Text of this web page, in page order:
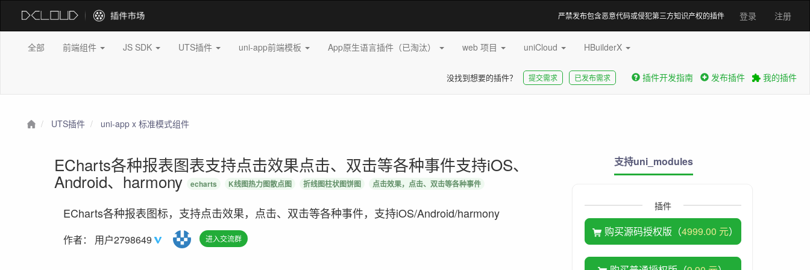
登录 注册
严禁发布包含恶意代码或侵犯第三方知识产权的插件
全部 前端组件 JS SDK UTS插件 uni-app前端模板 App原生语言插件（已淘汰） web 项目 uniCloud HBuilderX
没找到想要的插件？ 提交需求 已发布需求 插件开发指南 发布插件 我的插件
UTS插件 uni-app x 标准模式组件
ECharts各种报表图表支持点击效果点击、双击等各种事件支持iOS、
Android、harmony echarts K线图热力图散点图 折线图柱状图饼图 点击效果，点击、双击等各种事件
ECharts各种报表图标，支持点击效果，点击、双击等各种事件，支持iOS/Android/harmony
作者： 用户2798649 进入交流群
支持uni_modules
插件
购买源码授权版（4999.00 元）